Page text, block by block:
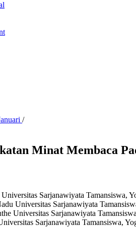
/
Minat Membaca
Universitas Sarjanawiyata Tamansiswa,
Universitas Sarjanawiyata
Universitas Sarjanawiyata
Sarjanawiyata Tamansiswa,